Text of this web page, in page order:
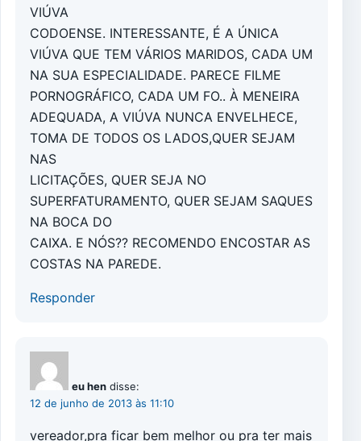
VIÚVA
CODOENSE. INTERESSANTE, É A ÚNICA
VIÚVA QUE TEM VÁRIOS MARIDOS, CADA UM
NA SUA ESPECIALIDADE. PARECE FILME
PORNOGRÁFICO, CADA UM FO.. À MENEIRA
ADEQUADA, A VIÚVA NUNCA ENVELHECE,
TOMA DE TODOS OS LADOS,QUER SEJAM
NAS
LICITAÇÕES, QUER SEJA NO
SUPERFATURAMENTO, QUER SEJAM SAQUES
NA BOCA DO
CAIXA. E NÓS?? RECOMENDO ENCOSTAR AS
COSTAS NA PAREDE.
Responder
eu hen disse:
12 de junho de 2013 às 11:10
vereador,pra ficar bem melhor ou pra ter mais